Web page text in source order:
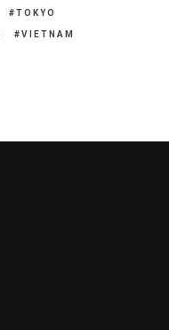
TOKYO
VIETNAM